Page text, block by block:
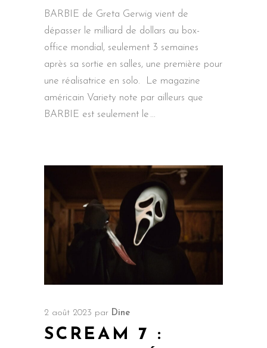
BARBIE de Greta Gerwig vient de
dépasser le milliard de dollars au box-
office mondial, seulement 3 semaines
après sa sortie en salles, une première pour
une réalisatrice en solo. Le magazine
américain Variety note par ailleurs que
BARBIE est seulement le
2 août 2023 par Dine
SCREAM 7 :